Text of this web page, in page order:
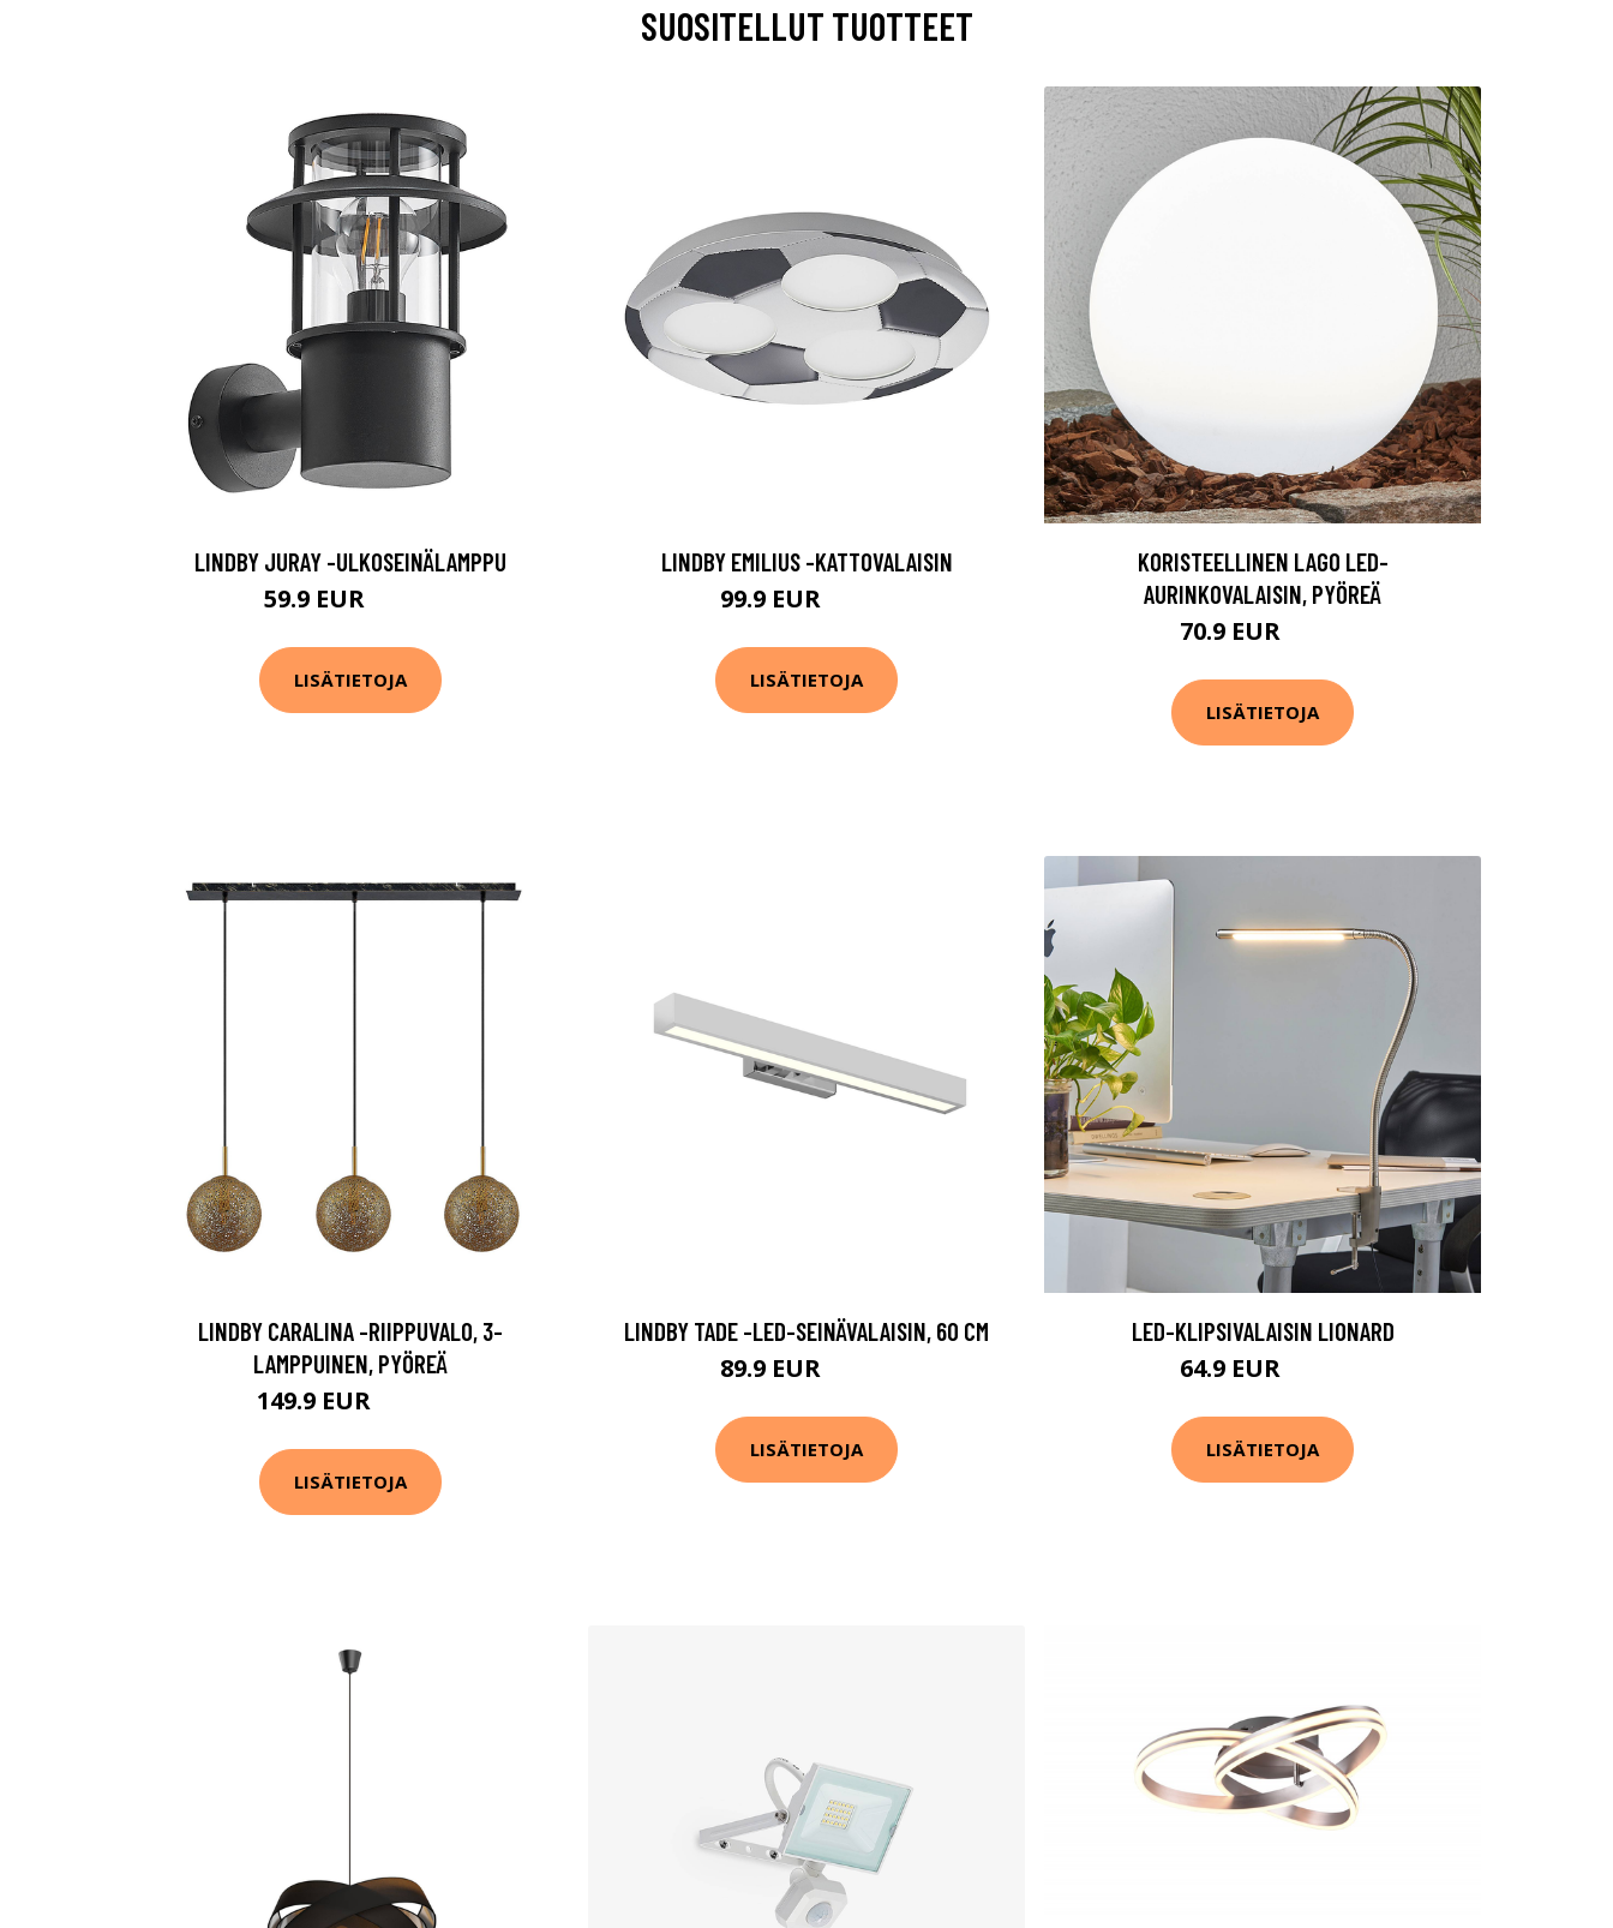
SUOSITELLUT TUOTTEET
LINDBY JURAY -ULKOSEINÄLAMPPU
59.9 EUR
LISÄTIETOJA
LINDBY EMILIUS -KATTOVALAISIN
99.9 EUR
LISÄTIETOJA
KORISTEELLINEN LAGO LED-
AURINKOVALAISIN, PYÖREÄ
70.9 EUR
LISÄTIETOJA
LINDBY CARALINA -RIIPPUVALO, 3-
LAMPPUINEN, PYÖREÄ
149.9 EUR
LISÄTIETOJA
LINDBY TADE -LED-SEINÄVALAISIN, 60 CM
89.9 EUR
LISÄTIETOJA
LED-KLIPSIVALAISIN LIONARD
64.9 EUR
LISÄTIETOJA